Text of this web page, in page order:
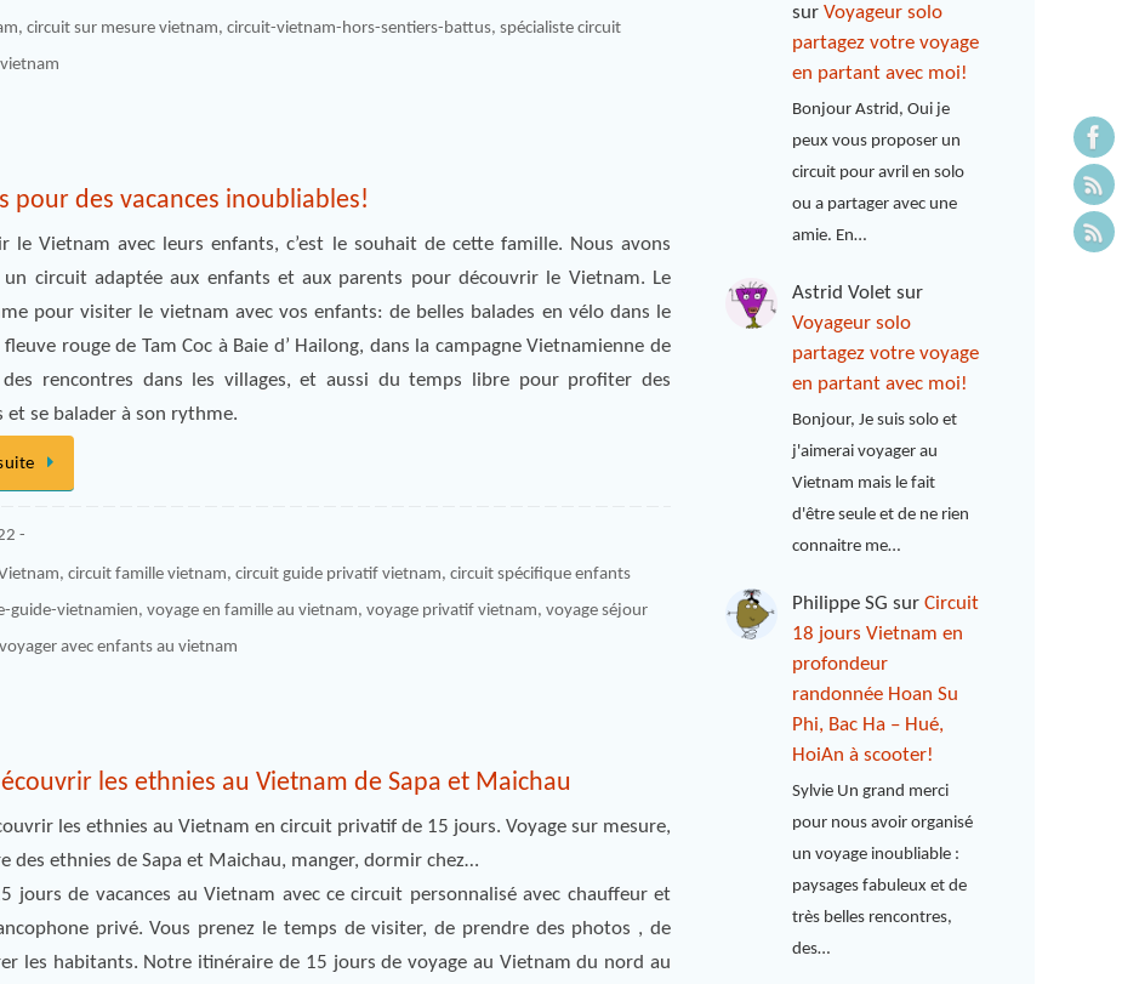
,circuit sur mesure vietnam,circuit-vietnam-hors-sentiers-battus,spécialiste circuit
pour des vacances inoubliables!
le Vietnam avec leurs enfants, c’est le souhait de cette famille. Nous avons
un circuit adaptée aux enfants et aux parents pour découvrir le Vietnam. Le
pour visiter le vietnam avec vos enfants: de belles balades en vélo dans le
fleuve rouge de Tam Coc à Baie d’ Hailong, dans la campagne Vietnamienne de
rencontres dans les villages, et aussi du temps libre pour profiter des
et se balader à son rythme.
-
,circuit famille vietnam,circuit guide privatif vietnam,circuit spécifique enfants
guide-vietnamien, voyage en famille au vietnam, voyage privatif vietnam, voyage séjour
voyager avec enfants au vietnam
les ethnies au Vietnam de Sapa et Maichau
les ethnies au Vietnam en circuit privatif de 15 jours. Voyage sur mesure,
des ethnies de Sapa et Maichau, manger, dormir chez…
jours de vacances au Vietnam avec ce circuit personnalisé avec chauffeur et
privé. Vous prenez le temps de visiter, de prendre des photos , de
les habitants. Notre itinéraire de 15 jours de voyage au Vietnam du nord au
surVoyageur solo
partagez votre voyage
en partant avec moi!
Bonjour Astrid, Oui je
peux vous proposer un
circuit pour avril en solo
ou a partager avec une
amie. En…
Astrid Volet sur
Voyageur solo
partagez votre voyage
en partant avec moi!
Bonjour, Je suis solo et
j'aimerai voyager au
Vietnam mais le fait
d'être seule et de ne rien
connaitre me…
Philippe SG surCircuit
18 jours Vietnam en
profondeur
randonnée Hoan Su
Phi, Bac Ha – Hué,
HoiAn à scooter!
Sylvie Un grand merci
pour nous avoir organisé
un voyage inoubliable :
paysages fabuleux et de
très belles rencontres,
des…